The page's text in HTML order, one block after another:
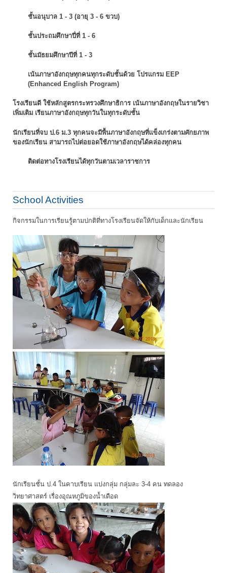
ชั้นอนุบาล 1 - 3 (อายุ 3 - 6 ขวบ)
ชั้นประถมศึกษาปี่ที่ 1 - 6
ชั้นมัธยมศึกษาปีที่ 1 - 3
เน้นภาษาอังกฤษทุกคนทุกระดับชั้นด้วย โปรแกรม EEP
(Enhanced English Program)
โรงเรียนดี ใช้หลักสูตรกระทรวงศึกษาธิการ เน้นภาษาอังกฤษในรายวิชา
เพิ่มเติม เรียนภาษาอังกฤษทุกวันในทุกระดับชั้น
นักเรียนที่จบ ป.6 ม.3 ทุกคนจะมีพื้นภาษาอังกฤษที่แข็งเกร่งตามศักยภาพ
ของนักเรียน สามารถไปต่อยอดใช้ภาษาอังกฤษได้คล่องทุกคน
ติดต่อทางโรงเรียนได้ทุกวันตามเวลาราชการ
School Activities
กิจกรรมในการเรียนรู้ตามปกติที่ทางโรงเรียนจัดให้กับเด็กและนักเรียน
นักเรียนชั้น ป.4 ในคาบเรียน แบ่งกลุ่ม กลุ่มละ 3-4 คน ทดลอง
วิทยาศาสตร์ เรื่องอุณหภูมิของน้ำเดือด